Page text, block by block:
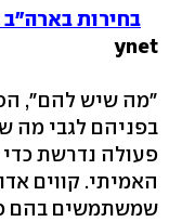
בחירות בארה"ב 2012
ynet
"מה שיש להם",
בפניהם לגבי מה
פעולה נדרשת
האמיתי. קווים
שמשתמשים בהם